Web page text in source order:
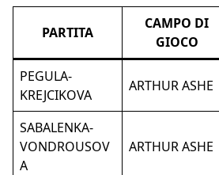
PARTITA
CAMPO DI
GIOCO
PEGULA-
KREJCIKOVA
ARTHUR ASHE
SABALENKA-
VONDROUSOV
A
ARTHUR ASHE